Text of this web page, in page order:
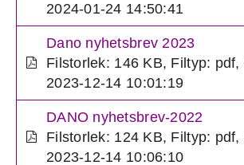
2024-01-24 14:50:41
Dano nyhetsbrev 2023
Filstorlek: 146 KB, Filtyp: pdf,
2023-12-14 10:01:19
DANO nyhetsbrev-2022
Filstorlek: 124 KB, Filtyp: pdf,
2023-12-14 10:06:10